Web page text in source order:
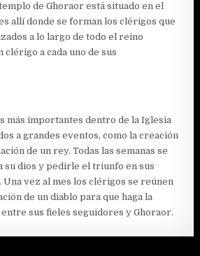
de Ghoraor está situado en el
allí donde se forman los clérigos que
a lo largo de todo el reino
clérigo a cada uno de sus
más importantes dentro de la Iglesia
a grandes eventos, como la creación
de un rey. Todas las semanas se
su dios y pedirle el triunfo en sus
Una vez al mes los clérigos se reúnen
de un diablo para que haga la
sus fieles seguidores y Ghoraor.